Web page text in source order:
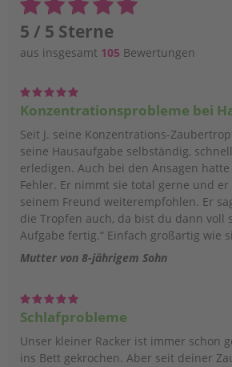
5 / 5 Sterne
aus insgesamt 105 Bewertungen
Konzentrationsprobleme bei
Seit J. seine Konzentrations-
seine Hausaufgabe selbständig,
erledigen. Auch bei den Ansagen
Fehler. Er nimmt sie total gerne und er
seinem Freund weiterempfohlen. Er
die Tropfen auch, da bist du dann voll
Aufgabe fertig.“ Einfach großartig wie
Mutter von 8-jährigem Sohn
Schlafprobleme
Unser kleiner Racker ist immer schon
ins Bett gekrochen. Aber seit deiner